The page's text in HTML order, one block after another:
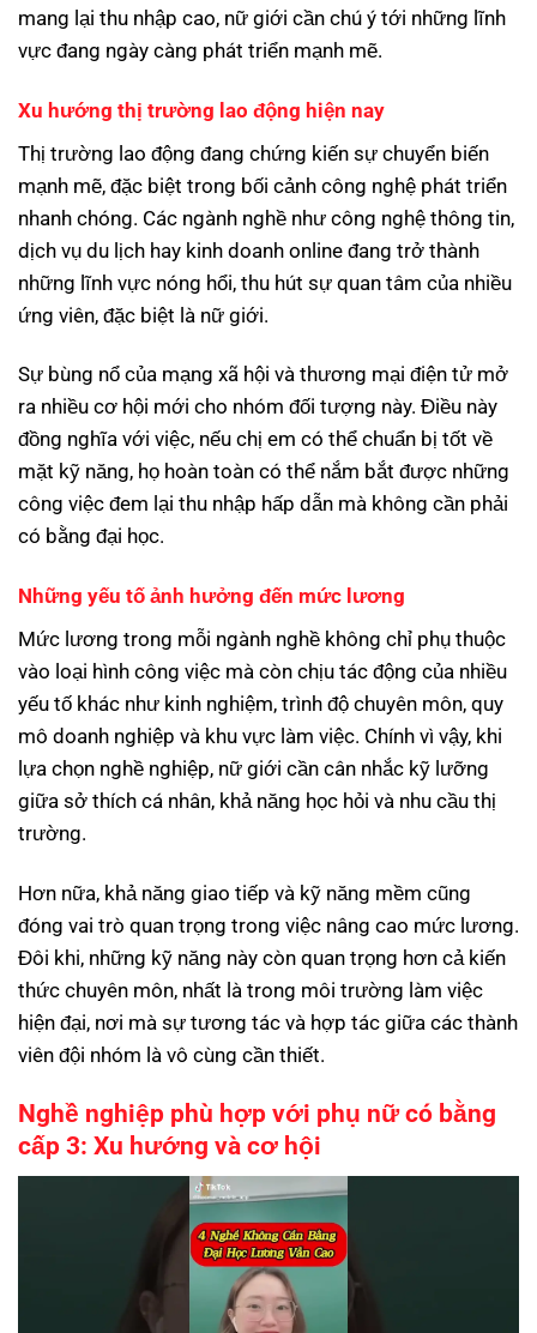
mang lại thu nhập cao, nữ giới cần chú ý tới những lĩnh
vực đang ngày càng phát triển mạnh mẽ.
Xu hướng thị trường lao động hiện nay
Thị trường lao động đang chứng kiến sự chuyển biến
mạnh mẽ, đặc biệt trong bối cảnh công nghệ phát triển
nhanh chóng. Các ngành nghề như công nghệ thông tin,
dịch vụ du lịch hay kinh doanh online đang trở thành
những lĩnh vực nóng hổi, thu hút sự quan tâm của nhiều
ứng viên, đặc biệt là nữ giới.
Sự bùng nổ của mạng xã hội và thương mại điện tử mở
ra nhiều cơ hội mới cho nhóm đối tượng này. Điều này
đồng nghĩa với việc, nếu chị em có thể chuẩn bị tốt về
mặt kỹ năng, họ hoàn toàn có thể nắm bắt được những
công việc đem lại thu nhập hấp dẫn mà không cần phải
có bằng đại học.
Những yếu tố ảnh hưởng đến mức lương
Mức lương trong mỗi ngành nghề không chỉ phụ thuộc
vào loại hình công việc mà còn chịu tác động của nhiều
yếu tố khác như kinh nghiệm, trình độ chuyên môn, quy
mô doanh nghiệp và khu vực làm việc. Chính vì vậy, khi
lựa chọn nghề nghiệp, nữ giới cần cân nhắc kỹ lưỡng
giữa sở thích cá nhân, khả năng học hỏi và nhu cầu thị
trường.
Hơn nữa, khả năng giao tiếp và kỹ năng mềm cũng
đóng vai trò quan trọng trong việc nâng cao mức lương.
Đôi khi, những kỹ năng này còn quan trọng hơn cả kiến
thức chuyên môn, nhất là trong môi trường làm việc
hiện đại, nơi mà sự tương tác và hợp tác giữa các thành
viên đội nhóm là vô cùng cần thiết.
Nghề nghiệp phù hợp với phụ nữ có bằng
cấp 3: Xu hướng và cơ hội